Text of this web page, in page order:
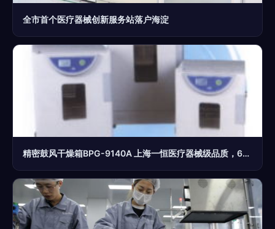
全市首个医疗器械创新服务站落户海淀
精密鼓风干燥箱BPG-9140A 上海一恒医疗器械级品质，6300元厂价直销